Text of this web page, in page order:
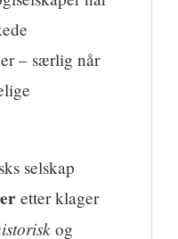
– særlig når
selskap
etter klager
og